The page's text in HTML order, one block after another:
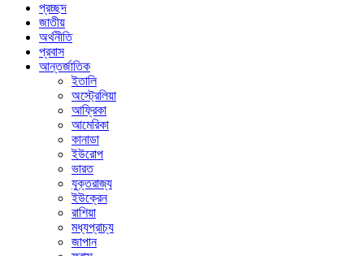
প্রচ্ছদ
জাতীয়
অর্থনীতি
প্রবাস
আন্তর্জাতিক
ইতালি
অস্ট্রেলিয়া
আফ্রিকা
আমেরিকা
কানাডা
ইউরোপ
ভারত
যুক্তরাজ্য
ইউক্রেন
রাশিয়া
মধ্যপ্রাচ্য
জাপান